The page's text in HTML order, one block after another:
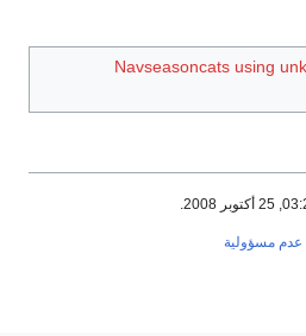
Navseasoncats using
عدم مسؤولية